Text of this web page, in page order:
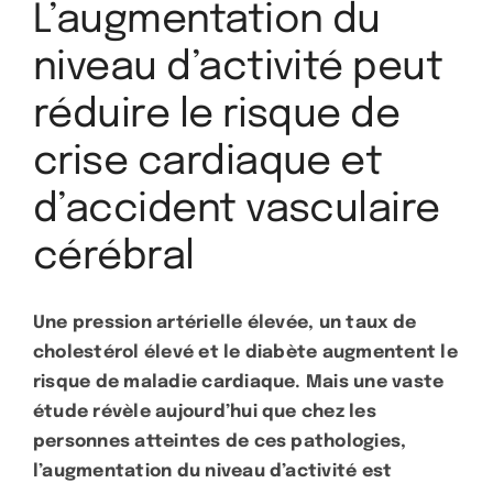
L’augmentation du
niveau d’activité peut
réduire le risque de
crise cardiaque et
d’accident vasculaire
cérébral
Une pression artérielle élevée, un taux de
cholestérol élevé et le diabète augmentent le
risque de maladie cardiaque. Mais une vaste
étude révèle aujourd’hui que chez les
personnes atteintes de ces pathologies,
l’augmentation du niveau d’activité est